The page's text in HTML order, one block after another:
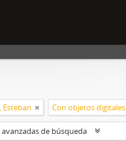
Esteban Con objetos digitales
de búsqueda